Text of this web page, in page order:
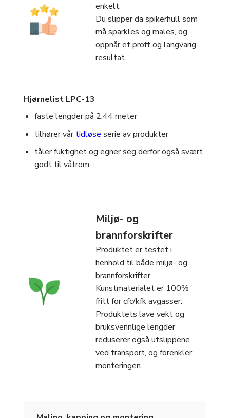
enkelt.
Du slipper da spikerhull som
må sparkles og males, og
oppnår et proft og langvarig
resultat.
Hjørnelist LPC-13
faste lengder på 2,44 meter
tilhører vårtidløse serie av produkter
tåler fuktighet og egner seg derfor også svært
godt til våtrom
Miljø- og
brannforskrifter
Produktet er testet i
henhold til både miljø- og
brannforskrifter.
Kunstmaterialet er 100%
fritt for cfc/kfk avgasser.
Produktets lave vekt og
bruksvennlige lengder
reduserer også utslippene
ved transport, og forenkler
monteringen.